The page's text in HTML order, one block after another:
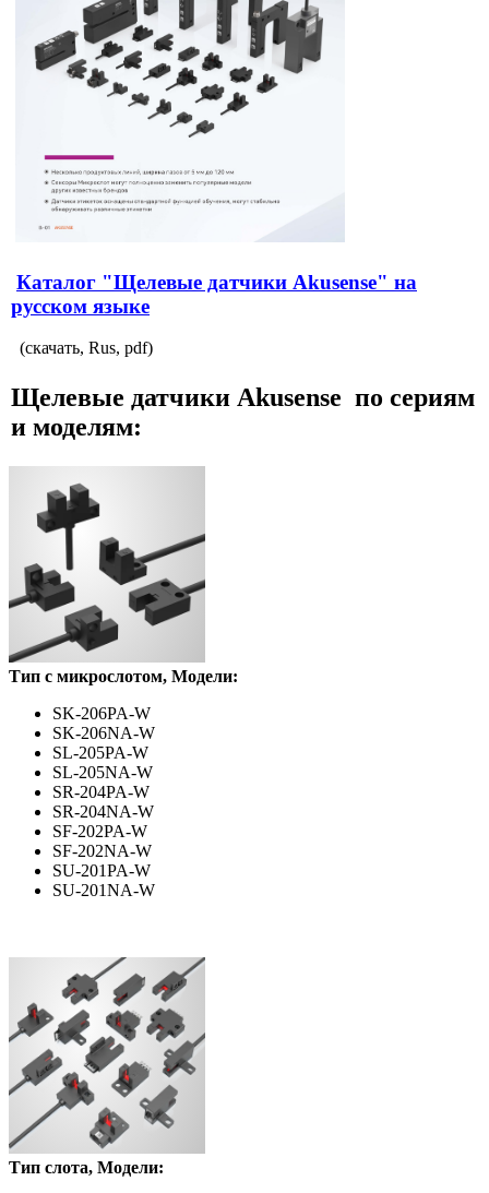
Каталог "Щелевые датчики Akusense" на
русском языке
(скачать, Rus, pdf)
Щелевые датчики Akusense по сериям
и моделям:
Тип с микрослотом, Модели:
SK-206PA-W
SK-206NA-W
SL-205PA-W
SL-205NA-W
SR-204PA-W
SR-204NA-W
SF-202PA-W
SF-202NA-W
SU-201PA-W
SU-201NA-W
Тип слота, Модели: